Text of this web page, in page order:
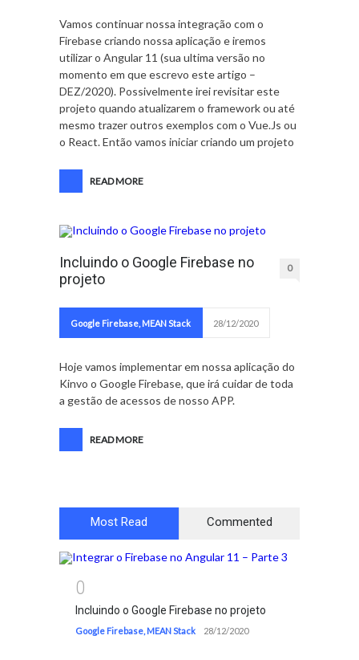
Vamos continuar nossa integração com o
Firebase criando nossa aplicação e iremos
utilizar o Angular 11 (sua ultima versão no
momento em que escrevo este artigo –
DEZ/2020). Possivelmente irei revisitar este
projeto quando atualizarem o framework ou até
mesmo trazer outros exemplos com o Vue.Js ou
o React. Então vamos iniciar criando um projeto
READ MORE
Incluindo o Google Firebase no
projeto
0
Google Firebase, MEAN Stack 28/12/2020
Hoje vamos implementar em nossa aplicação do
Kinvo o Google Firebase, que irá cuidar de toda
a gestão de acessos de nosso APP.
READ MORE
Most Read Commented
0
Incluindo o Google Firebase no projeto
Google Firebase, MEAN Stack 28/12/2020